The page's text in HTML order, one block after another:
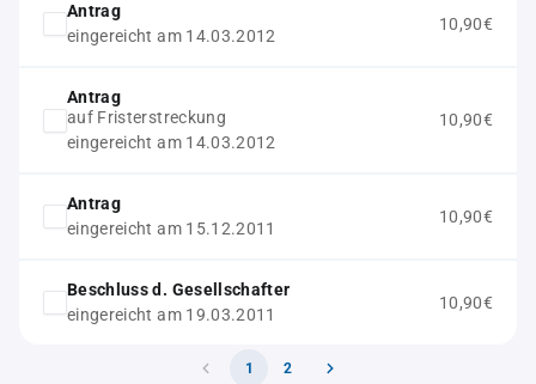
Antrag
eingereicht am 14.03.2012
10,90€
Antrag
auf Fristerstreckung
eingereicht am 14.03.2012
10,90€
Antrag
eingereicht am 15.12.2011
10,90€
Beschluss d. Gesellschafter
eingereicht am 19.03.2011
10,90€
1 2